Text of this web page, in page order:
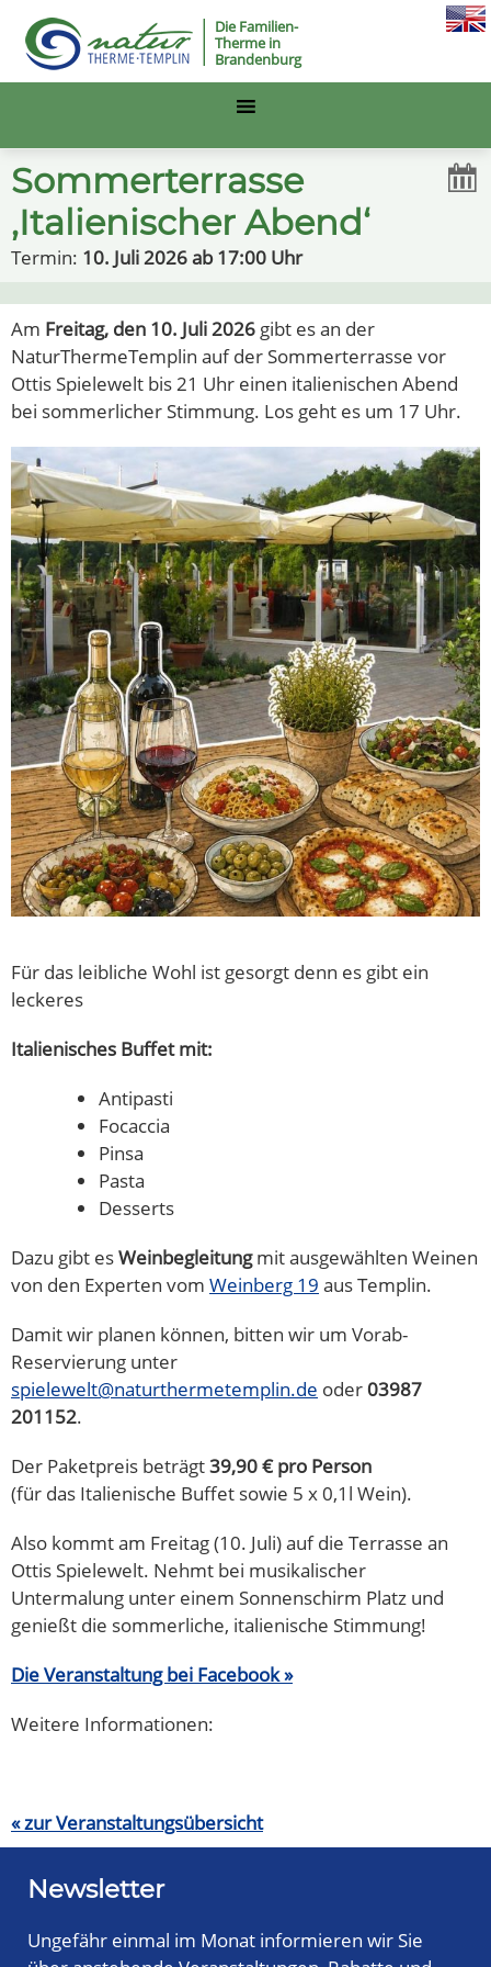
Die Familien-
Therme in
Brandenburg
Sommerterrasse
‚Italienischer Abend‘
Termin: 10. Juli 2026 ab 17:00 Uhr
Am Freitag, den 10. Juli 2026 gibt es an der
NaturThermeTemplin auf der Sommerterrasse vor
Ottis Spielewelt bis 21 Uhr einen italienischen Abend
bei sommerlicher Stimmung. Los geht es um 17 Uhr.
Für das leibliche Wohl ist gesorgt denn es gibt ein
leckeres
Italienisches Buffet mit:
Antipasti
Focaccia
Pinsa
Pasta
Desserts
Dazu gibt esWeinbegleitungmit ausgewählten Weinen
von den Experten vom Weinberg 19 aus Templin.
Damit wir planen können, bitten wir um Vorab-
Reservierung unter
spielewelt@naturthermetemplin.de oder03987
201152.
Der Paketpreis beträgt39,90 € pro Person
(für das Italienische Buffet sowie 5 x 0,1l Wein).
Also kommt am Freitag (10. Juli) auf die Terrasse an
Ottis Spielewelt. Nehmt bei musikalischer
Untermalung unter einem Sonnenschirm Platz und
genießt die sommerliche, italienische Stimmung!
Die Veranstaltung bei Facebook »
Weitere Informationen:
« zur Veranstaltungsübersicht
Newsletter
Ungefähr einmal im Monat informieren wir Sie